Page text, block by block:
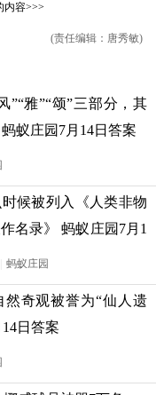
内容>>>
(责任编辑：唐秀敏)
”“雅”“颂”三部分，其
蚁庄园7月14日答案
候被列入《人类非物
名录》 蚂蚁庄园7月1
蚂蚁庄园
然奇观被誉为“仙人遗
日答案